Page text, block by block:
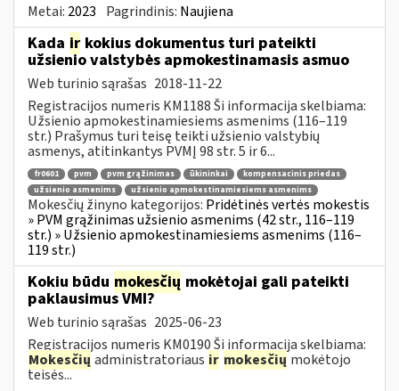
Metai: 2023 Pagrindinis: Naujiena
Kada ir kokius dokumentus turi pateikti
užsienio valstybės apmokestinamasis asmuo
Web turinio sąrašas 2018-11-22
Registracijos numeris KM1188 Ši informacija skelbiama:
Užsienio apmokestinamiesiems asmenims (116–119
str.) Prašymus turi teisę teikti užsienio valstybių
asmenys, atitinkantys PVMĮ 98 str. 5 ir 6...
fr0601 pvm pvm grąžinimas ūkininkai
kompensacinis priedas
užsienio asmenims
užsienio apmokestinamiesiems asmenims
Mokesčių žinyno kategorijos: Pridėtinės vertės mokestis
» PVM grąžinimas užsienio asmenims (42 str., 116–119
str.) » Užsienio apmokestinamiesiems asmenims (116–
119 str.)
Kokiu būdu mokesčių mokėtojai gali pateikti
paklausimus VMI?
Web turinio sąrašas 2025-06-23
Registracijos numeris KM0190 Ši informacija skelbiama:
Mokesčių administratoriaus ir mokesčių mokėtojo
teisės...